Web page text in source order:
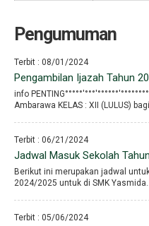
Pengumuman
Terbit : 08/01/2024
Pengambilan Ijazah Tahun
info
Ambarawa KELAS : XII (LULUS)
Terbit : 06/21/2024
Jadwal Masuk Sekolah
Berikut ini merupakan jadwal
2024/2025 untuk di SMK Yasmida..
Terbit : 05/06/2024